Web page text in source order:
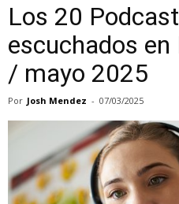
Los 20
escuchados
/ mayo 2025
Por Josh Mendez - 07/03/2025